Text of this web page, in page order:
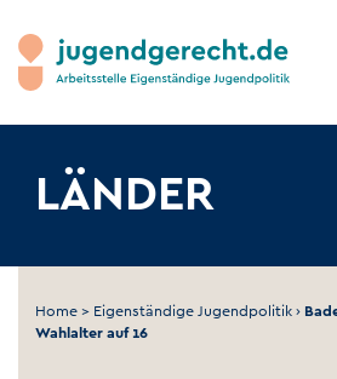
LÄNDER
Home > Eigenständige Jugendpolitik ›
Wahlalter auf 16